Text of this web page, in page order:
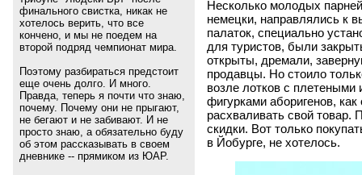
Несколько молодых
немецки, направлялись к
палаток, специально
для туристов, были
открыты, дремали,
продавцы. Но стоило
возле лотков с
фигурками аборигенов,
расхваливать свой товар.
скидки. Вот только
в Йобурге, не хотелось.
финального свистка, никак не
хотелось верить, что все
кончено, и мы не поедем на
второй подряд чемпионат мира.
Поэтому разбираться предстоит
еще очень долго. И много.
Правда, теперь я почти что знаю,
почему. Почему они не прыгают,
не бегают и не забивают. И не
просто знаю, а обязательно буду
об этом рассказывать в своем
дневнике -- прямиком из ЮАР.